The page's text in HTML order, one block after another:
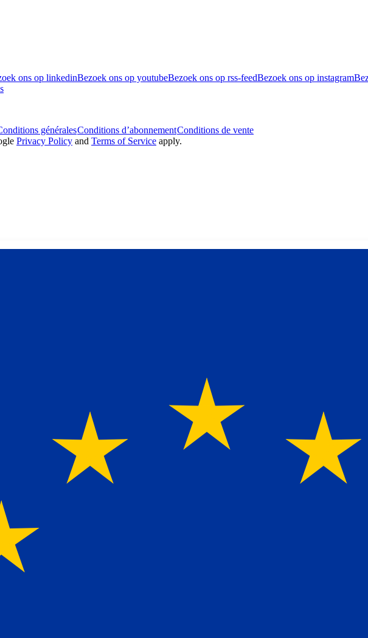
ons op linkedinBezoek ons op youtubeBezoek ons op rss-feedBezoek ons op instagram
généralesConditions d’abonnementConditions de vente
Privacy Policy and Terms of Service apply.